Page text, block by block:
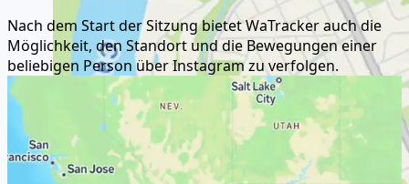
Nach dem Start der Sitzung bietet WaTracker auch die
Möglichkeit, den Standort und die Bewegungen einer
beliebigen Person über Instagram zu verfolgen.